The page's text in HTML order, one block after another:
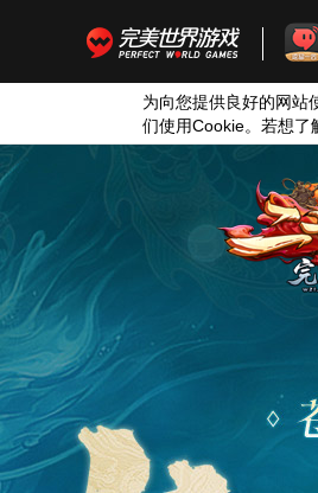
为向您提供良好的网站
们使用Cookie。若想了